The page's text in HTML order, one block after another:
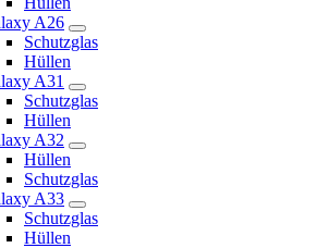
A26
Schutzglas
Hüllen
A31
Schutzglas
Hüllen
A32
Hüllen
Schutzglas
A33
Schutzglas
Hüllen